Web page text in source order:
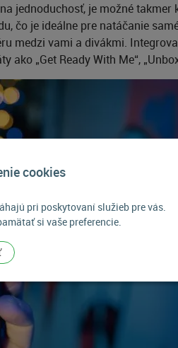
cookies
pri poskytovaní služieb pre vás.
si vaše preferencie.
jednoduchosť, je možné
čo je ideálne pre natáčanie
medzi vami a divákmi.
„Get Ready With Me“,